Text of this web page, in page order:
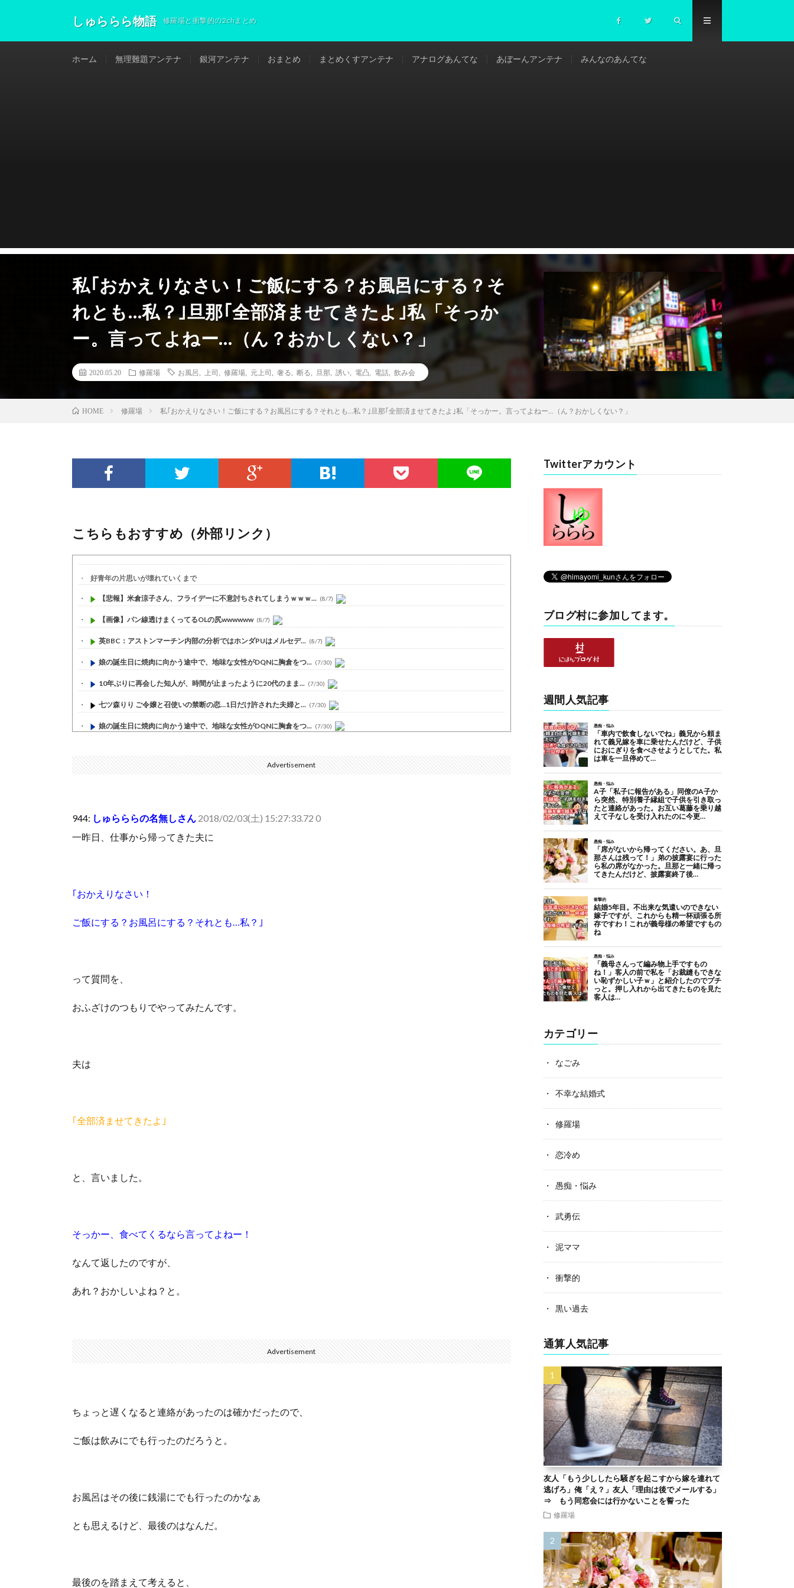
しゅららら物語 修羅場と衝撃的の2chまとめ
ホーム 無理難題アンテナ 銀河アンテナ おまとめ まとめくすアンテナ アナログあんてな あぼーんアンテナ みんなのあんてな
私｢おかえりなさい！ご飯にする？お風呂にする？そ
れとも…私？｣旦那｢全部済ませてきたよ｣私「そっか
ー。言ってよねー…（ん？おかしくない？」
2020.05.20 修羅場 お風呂 上司 修羅場 元上司 奢る 断る 旦那 誘い 電凸 電話 飲み会
HOME 修羅場 私｢おかえりなさい！ご飯にする？お風呂にする？それとも…私？｣旦那｢全部済ませてきたよ｣私「そっかー。言ってよねー…（ん？おかしくない？」
こちらもおすすめ（外部リンク）
好青年の片思いが壊れていくまで
【悲報】米倉涼子さん、フライデーに不意討ちされてしまうｗｗｗ... (8/7)
【画像】パン線透けまくってるOLの尻wwwwww (8/7)
英BBC：アストンマーチン内部の分析ではホンダPUはメルセデ... (8/7)
娘の誕生日に焼肉に向かう途中で、地味な女性がDQNに胸倉をつ... (7/30)
10年ぶりに再会した知人が、時間が止まったように20代のまま... (7/30)
七ツ森りり ご令嬢と召使いの禁断の恋…1日だけ許された夫婦と... (7/30)
娘の誕生日に焼肉に向かう途中で、地味な女性がDQNに胸倉をつ... (7/30)
可愛い彼女が部屋に入ってきた。もしかしてニンジャ？→スタイリ...
Advertisement
944: しゅらららの名無しさん 2018/02/03(土) 15:27:33.72 0
一昨日、仕事から帰ってきた夫に
｢おかえりなさい！
ご飯にする？お風呂にする？それとも…私？｣
って質問を、
おふざけのつもりでやってみたんです。
夫は
｢全部済ませてきたよ｣
と、言いました。
そっかー、食べてくるなら言ってよねー！
なんて返したのですが、
あれ？おかしいよね？と。
Advertisement
ちょっと遅くなると連絡があったのは確かだったので、
ご飯は飲みにでも行ったのだろうと。
お風呂はその後に銭湯にでも行ったのかなぁ
とも思えるけど、最後のはなんだ。
最後のを踏まえて考えると、
Twitterアカウント
ブログ村に参加してます。
週間人気記事
カテゴリー
なごみ
不幸な結婚式
修羅場
恋冷め
愚痴・悩み
武勇伝
泥ママ
衝撃的
黒い過去
通算人気記事
友人「もう少ししたら騒ぎを起こすから嫁を連れて
逃げろ」俺「え？」友人「理由は後でメールする」
⇒ もう同窓会には行かないことを誓った
修羅場